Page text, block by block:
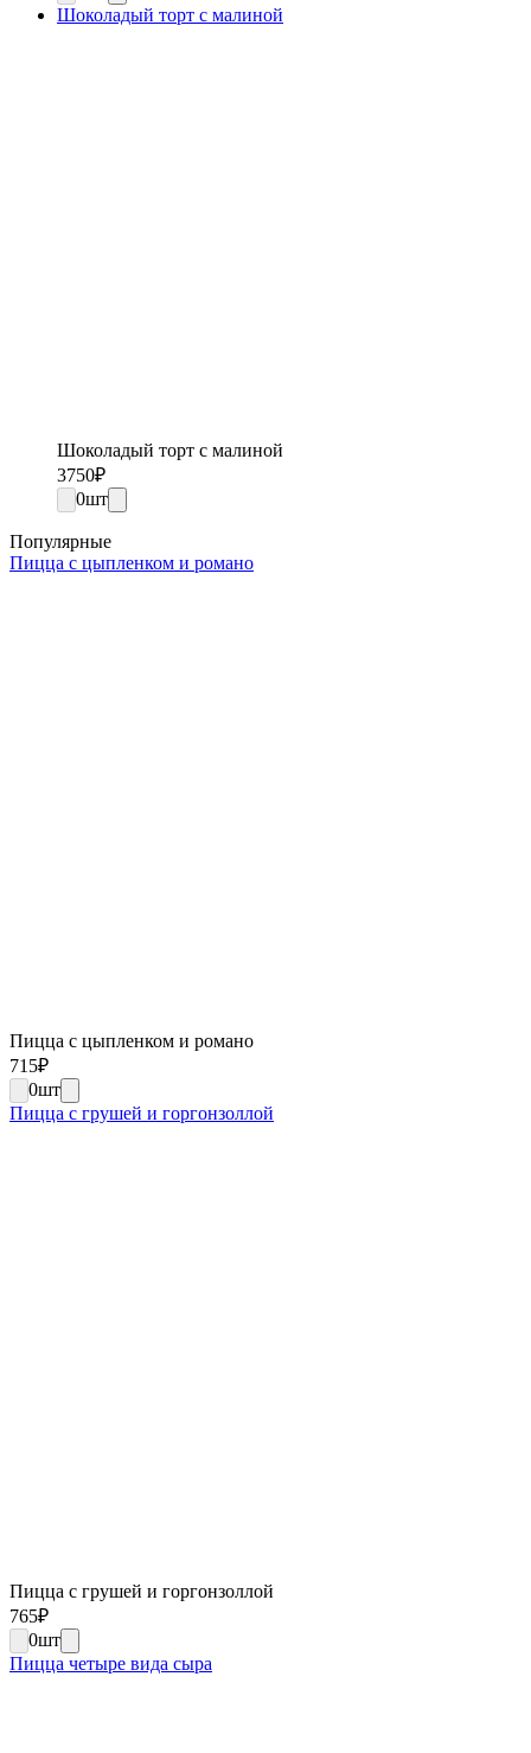
Шоколадый торт с малиной
Шоколадый торт с малиной
3750₽
0шт
Популярные
Пицца с цыпленком и романо
Пицца с цыпленком и романо
715₽
0шт
Пицца с грушей и горгонзоллой
Пицца с грушей и горгонзоллой
765₽
0шт
Пицца четыре вида сыра